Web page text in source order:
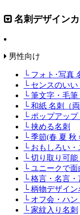
名刺デザイン
男性向け
└ フォト･写真
└ センスのい
└ 筆文字・毛筆
└ 和紙 名刺（
└ ポップアッ
└ 挟める名刺
└ 季節(春 夏 秋
└ おもしろい
└ 切り取り可
└ ユニークで
└ 格言・名言
└ 柄物デザイン
└ オフ会・ハ
└ 家紋入り名刺